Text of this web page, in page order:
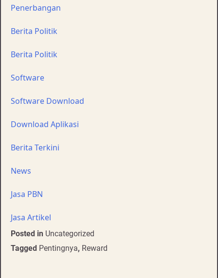
Penerbangan
Berita Politik
Berita Politik
Software
Software Download
Download Aplikasi
Berita Terkini
News
Jasa PBN
Jasa Artikel
Posted in Uncategorized
Tagged Pentingnya, Reward